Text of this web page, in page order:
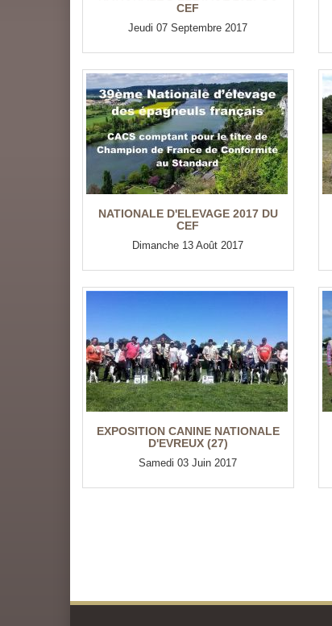
CEF
Jeudi 07 Septembre 2017
NATIONALE D'ELEVAGE 2017 DU
CEF
Dimanche 13 Août 2017
EXPOSITION CANINE NATIONALE
D'EVREUX (27)
Samedi 03 Juin 2017